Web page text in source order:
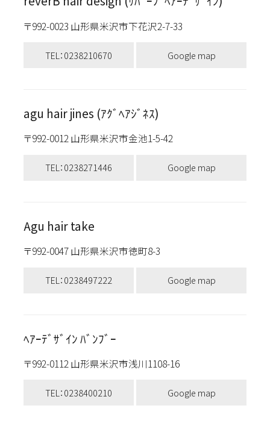
〒992-0023 山形県米沢市下花沢2-7-33
TEL：0238210670 Google map
agu hair jines (ｱｸﾞﾍｱｼﾞﾈｽ)
〒992-0012 山形県米沢市金池1-5-42
TEL：0238271446 Google map
Agu hair take
〒992-0047 山形県米沢市徳町8-3
TEL：0238497222 Google map
ﾍｱｰﾃﾞｻﾞｲﾝ ﾊﾞﾝﾌﾞｰ
〒992-0112 山形県米沢市浅川1108-16
TEL：0238400210 Google map